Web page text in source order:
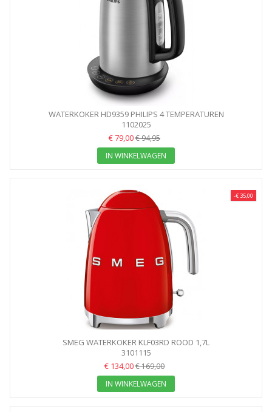
WATERKOKER HD9359 PHILIPS 4 TEMPERATUREN
1102025
€ 79,00€ 94,95
IN WINKELWAGEN
-€ 35,00
SMEG WATERKOKER KLF03RD ROOD 1,7L
3101115
€ 134,00€ 169,00
IN WINKELWAGEN